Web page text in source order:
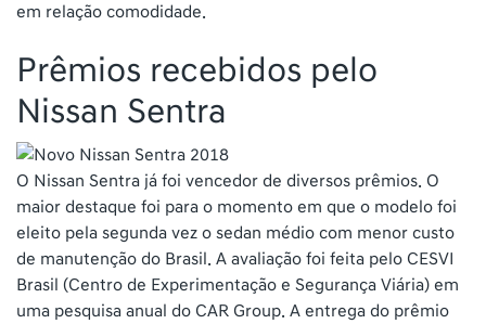
em relação comodidade.
Prêmios recebidos pelo
Nissan Sentra
O Nissan Sentra já foi vencedor de diversos prêmios. O
maior destaque foi para o momento em que o modelo foi
eleito pela segunda vez o sedan médio com menor custo
de manutenção do Brasil. A avaliação foi feita pelo CESVI
Brasil (Centro de Experimentação e Segurança Viária) em
uma pesquisa anual do CAR Group. A entrega do prêmio